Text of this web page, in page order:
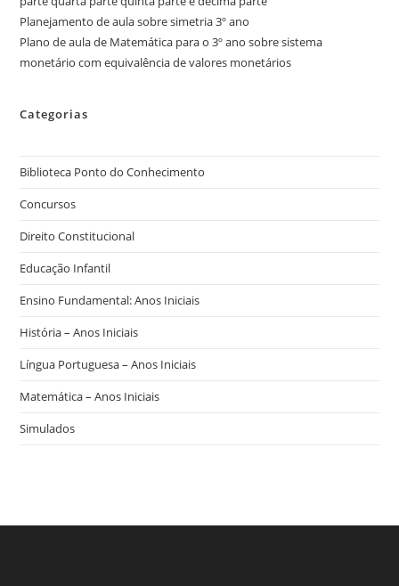
Planejamento de aula sobre simetria 3º ano
Plano de aula de Matemática para o 3º ano sobre sistema
monetário com equivalência de valores monetários
Categorias
Biblioteca Ponto do Conhecimento
Concursos
Direito Constitucional
Educação Infantil
Ensino Fundamental: Anos Iniciais
História – Anos Iniciais
Língua Portuguesa – Anos Iniciais
Matemática – Anos Iniciais
Simulados